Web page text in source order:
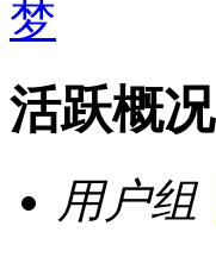
活跃概况
用户组